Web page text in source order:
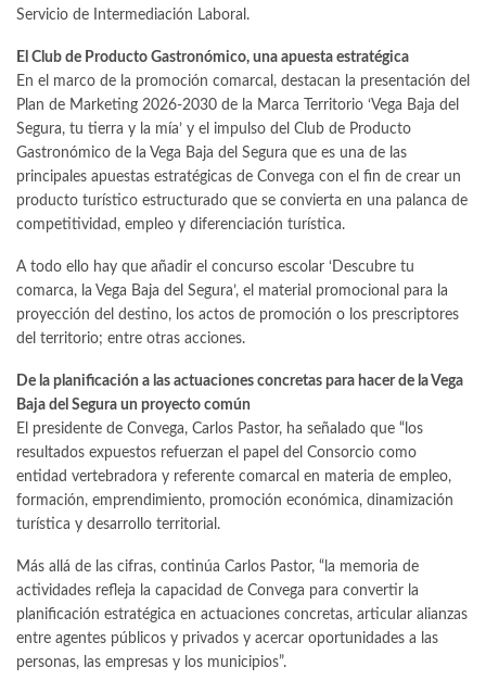
Servicio de Intermediación Laboral.
El Club de Producto Gastronómico, una apuesta estratégica
En el marco de la promoción comarcal, destacan la presentación del
Plan de Marketing 2026-2030 de la Marca Territorio ‘Vega Baja del
Segura, tu tierra y la mía’ y el impulso del Club de Producto
Gastronómico de la Vega Baja del Segura que es una de las
principales apuestas estratégicas de Convega con el fin de crear un
producto turístico estructurado que se convierta en una palanca de
competitividad, empleo y diferenciación turística.
A todo ello hay que añadir el concurso escolar ‘Descubre tu
comarca, la Vega Baja del Segura’, el material promocional para la
proyección del destino, los actos de promoción o los prescriptores
del territorio; entre otras acciones.
De la planificación a las actuaciones concretas para hacer de la Vega
Baja del Segura un proyecto común
El presidente de Convega, Carlos Pastor, ha señalado que “los
resultados expuestos refuerzan el papel del Consorcio como
entidad vertebradora y referente comarcal en materia de empleo,
formación, emprendimiento, promoción económica, dinamización
turística y desarrollo territorial.
Más allá de las cifras, continúa Carlos Pastor, “la memoria de
actividades refleja la capacidad de Convega para convertir la
planificación estratégica en actuaciones concretas, articular alianzas
entre agentes públicos y privados y acercar oportunidades a las
personas, las empresas y los municipios”.